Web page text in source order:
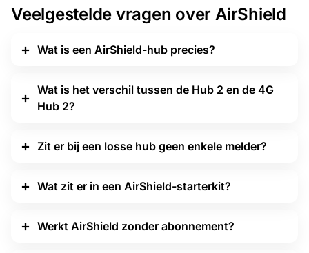
Veelgestelde vragen over AirShield
Wat is een AirShield-hub precies?
Wat is het verschil tussen de Hub 2 en de 4G
Hub 2?
Zit er bij een losse hub geen enkele melder?
Wat zit er in een AirShield-starterkit?
Werkt AirShield zonder abonnement?